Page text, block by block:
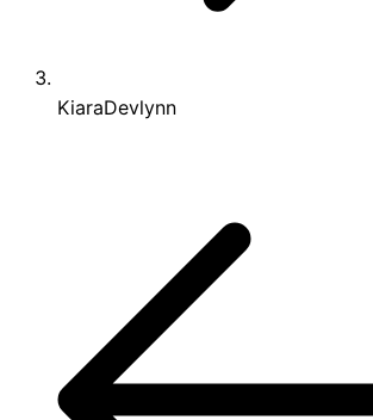
KiaraDevlynn